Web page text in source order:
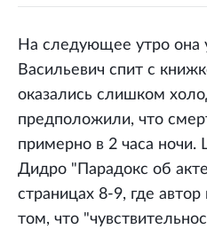
На следующее утро она
Васильевич спит с
оказались слишком
предположили, что
примерно в 2 часа
Дидро "Парадокс об
страницах 8-9, где
том, что